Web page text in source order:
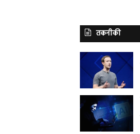
तकनीकी